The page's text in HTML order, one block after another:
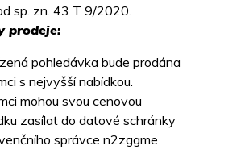
sp. zn. 43 T 9/2020.
prodeje:
pohledávka bude prodána
s nejvyšší nabídkou.
mohou svou cenovou
zasílat do datové schránky
správce n2zggme